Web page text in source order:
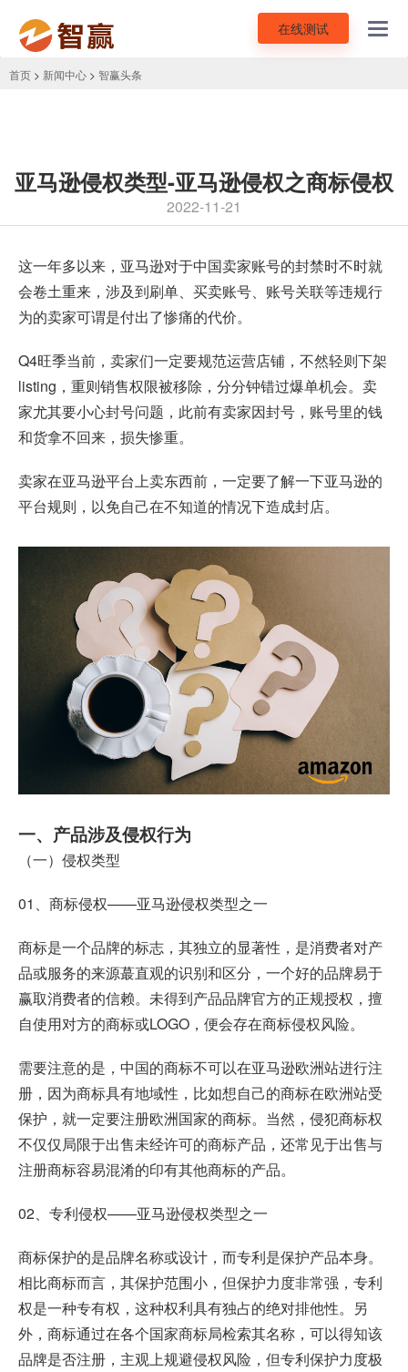
在线测试
首页 > 新闻中心 > 智赢头条
亚马逊侵权类型-亚马逊侵权之商标侵权
2022-11-21
这一年多以来，亚马逊对于中国卖家账号的封禁时不时就
会卷土重来，涉及到刷单、买卖账号、账号关联等违规行
为的卖家可谓是付出了惨痛的代价。
Q4旺季当前，卖家们一定要规范运营店铺，不然轻则下架
listing，重则销售权限被移除，分分钟错过爆单机会。卖
家尤其要小心封号问题，此前有卖家因封号，账号里的钱
和货拿不回来，损失惨重。
卖家在亚马逊平台上卖东西前，一定要了解一下亚马逊的
平台规则，以免自己在不知道的情况下造成封店。
一、产品涉及侵权行为
（一）侵权类型
01、商标侵权——亚马逊侵权类型之一
商标是一个品牌的标志，其独立的显著性，是消费者对产
品或服务的来源蕞直观的识别和区分，一个好的品牌易于
赢取消费者的信赖。未得到产品品牌官方的正规授权，擅
自使用对方的商标或LOGO，便会存在商标侵权风险。
需要注意的是，中国的商标不可以在亚马逊欧洲站进行注
册，因为商标具有地域性，比如想自己的商标在欧洲站受
保护，就一定要注册欧洲国家的商标。当然，侵犯商标权
不仅仅局限于出售未经许可的商标产品，还常见于出售与
注册商标容易混淆的印有其他商标的产品。
02、专利侵权——亚马逊侵权类型之一
商标保护的是品牌名称或设计，而专利是保护产品本身。
相比商标而言，其保护范围小，但保护力度非常强，专利
权是一种专有权，这种权利具有独占的绝对排他性。另
外，商标通过在各个国家商标局检索其名称，可以得知该
品牌是否注册，主观上规避侵权风险，但专利保护力度极